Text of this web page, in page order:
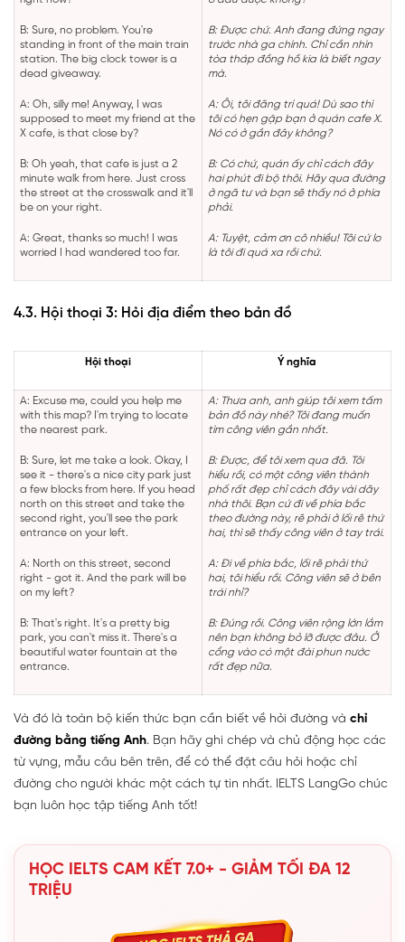
B: Sure, no problem. You're
standing in front of the main train
station. The big clock tower is a
dead giveaway.
A: Oh, silly me! Anyway, I was
supposed to meet my friend at the
X cafe, is that close by?
B: Oh yeah, that cafe is just a 2
minute walk from here. Just cross
the street at the crosswalk and it'll
be on your right.
A: Great, thanks so much! I was
worried I had wandered too far.
B: Được chứ. Anh đang đứng ngay
trước nhà ga chính. Chỉ cần nhìn
tòa tháp đồng hồ kia là biết ngay
mà.
A: Ôi, tôi đãng trí quá! Dù sao thì
tôi có hẹn gặp bạn ở quán cafe X.
Nó có ở gần đây không?
B: Có chứ, quán ấy chỉ cách đây
hai phút đi bộ thôi. Hãy qua đường
ở ngã tư và bạn sẽ thấy nó ở phía
phải.
A: Tuyệt, cảm ơn cô nhiều! Tôi cứ lo
là tôi đi quá xa rồi chứ.
4.3. Hội thoại 3: Hỏi địa điểm theo bản đồ
Hội thoại Ý nghĩa
A: Excuse me, could you help me
with this map? I'm trying to locate
the nearest park.
B: Sure, let me take a look. Okay, I
see it - there's a nice city park just
a few blocks from here. If you head
north on this street and take the
second right, you'll see the park
entrance on your left.
A: North on this street, second
right - got it. And the park will be
on my left?
B: That's right. It's a pretty big
park, you can't miss it. There's a
beautiful water fountain at the
entrance.
A: Thưa anh, anh giúp tôi xem tấm
bản đồ này nhé? Tôi đang muốn
tìm công viên gần nhất.
B: Được, để tôi xem qua đã. Tôi
hiểu rồi, có một công viên thành
phố rất đẹp chỉ cách đây vài dãy
nhà thôi. Bạn cứ đi về phía bắc
theo đường này, rẽ phải ở lối rẽ thứ
hai, thì sẽ thấy công viên ở tay trái.
A: Đi về phía bắc, lối rẽ phải thứ
hai, tôi hiểu rồi. Công viên sẽ ở bên
trái nhỉ?
B: Đúng rồi. Công viên rộng lớn lắm
nên bạn không bỏ lỡ được đâu. Ở
cổng vào có một đài phun nước
rất đẹp nữa.
Và đó là toàn bộ kiến thức bạn cần biết về hỏi đường và chỉ
đường bằng tiếng Anh. Bạn hãy ghi chép và chủ động học các
từ vựng, mẫu câu bên trên, để có thể đặt câu hỏi hoặc chỉ
đường cho người khác một cách tự tin nhất. IELTS LangGo chúc
bạn luôn học tập tiếng Anh tốt!
HỌC IELTS CAM KẾT 7.0+ - GIẢM TỐI ĐA 12
TRIỆU